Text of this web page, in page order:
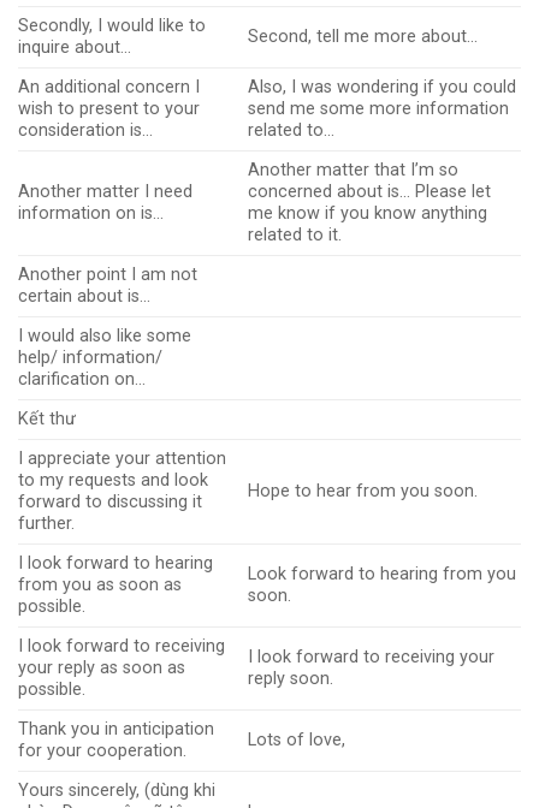
Secondly, I would like to
inquire about…
Second, tell me more about…
An additional concern I
wish to present to your
consideration is…
Also, I was wondering if you could
send me some more information
related to…
Another matter I need
information on is…
Another matter that I’m so
concerned about is… Please let
me know if you know anything
related to it.
Another point I am not
certain about is…
I would also like some
help/ information/
clarification on…
Kết thư
I appreciate your attention
to my requests and look
forward to discussing it
further.
Hope to hear from you soon.
I look forward to hearing
from you as soon as
possible.
Look forward to hearing from you
soon.
I look forward to receiving
your reply as soon as
possible.
I look forward to receiving your
reply soon.
Thank you in anticipation
for your cooperation.
Lots of love,
Yours sincerely, (dùng khi